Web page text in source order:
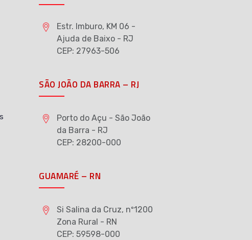
Estr. Imburo, KM 06 -
Ajuda de Baixo - RJ
CEP: 27963-506
SÃO JOÃO DA BARRA – RJ
Porto do Açu - São João
da Barra - RJ
CEP: 28200-000
GUAMARÉ – RN
Si Salina da Cruz, nº1200
Zona Rural - RN
CEP: 59598-000